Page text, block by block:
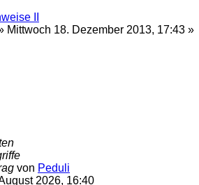
II
Mittwoch 18. Dezember 2013, 17:43 »
von Peduli
2026, 16:40